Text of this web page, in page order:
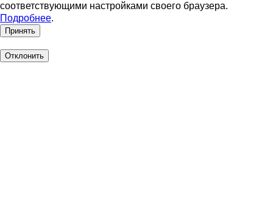
соответствующими настройками своего браузера.
Подробнее.
Принять
Отклонить